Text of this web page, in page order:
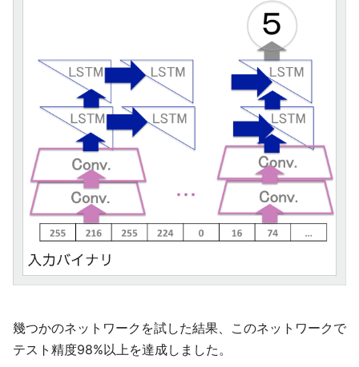
幾つかのネットワークを試した結果、このネットワークで
テスト精度98%以上を達成しました。